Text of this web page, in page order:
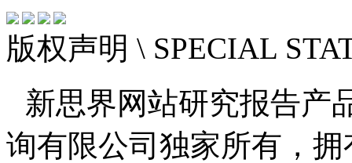
版权声明 \ SPECIAL
新思界网站研究报告产
询有限公司独家所有，